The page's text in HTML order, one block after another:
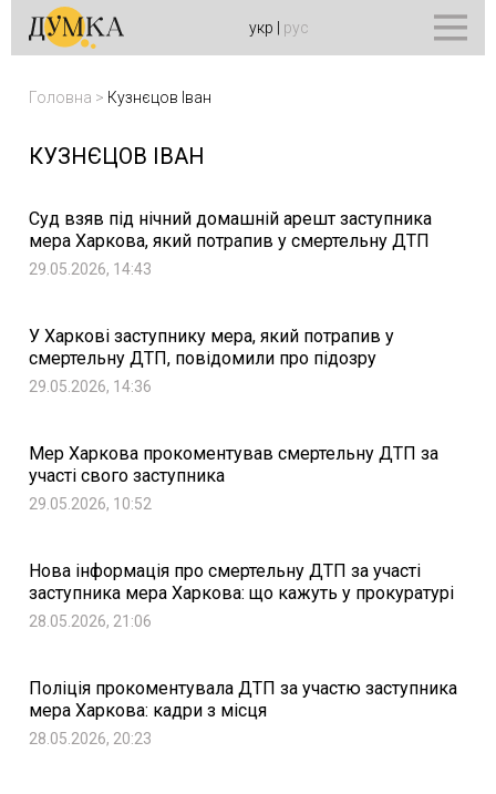
укр рус
Головна > Кузнєцов Іван
КУЗНЄЦОВ ІВАН
Суд взяв під нічний домашній арешт заступника
мера Харкова, який потрапив у смертельну ДТП
29.05.2026, 14:43
У Харкові заступнику мера, який потрапив у
смертельну ДТП, повідомили про підозру
29.05.2026, 14:36
Мер Харкова прокоментував смертельну ДТП за
участі свого заступника
29.05.2026, 10:52
Нова інформація про смертельну ДТП за участі
заступника мера Харкова: що кажуть у прокуратурі
28.05.2026, 21:06
Поліція прокоментувала ДТП за участю заступника
мера Харкова: кадри з місця
28.05.2026, 20:23